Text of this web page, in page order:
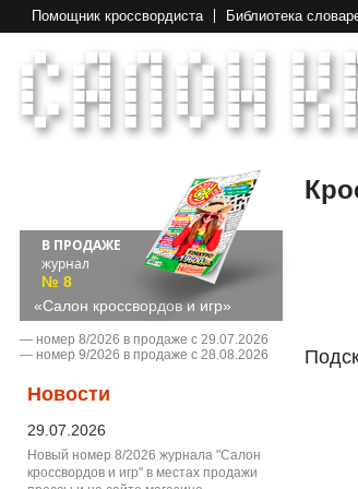
Помощник кроссвордиста Библиотека
В ПРОДАЖЕ
журнал
№ 8
«Салон кроссвордов и игр»
― номер 8/2026 в продаже с 29.07.2026
― номер 9/2026 в продаже с 28.08.2026
Новости
29.07.2026
Новый номер 8/2026 журнала "Салон
кроссвордов и игр" в местах продажи